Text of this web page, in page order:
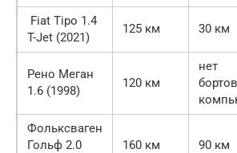
Fiat Tipo 1.4
T-Jet (2021)
125 км 30 км
Рено Меган
1.6 (1998)
120 км
нет
Фольксваген
Гольф 2.0
160 км 90 км